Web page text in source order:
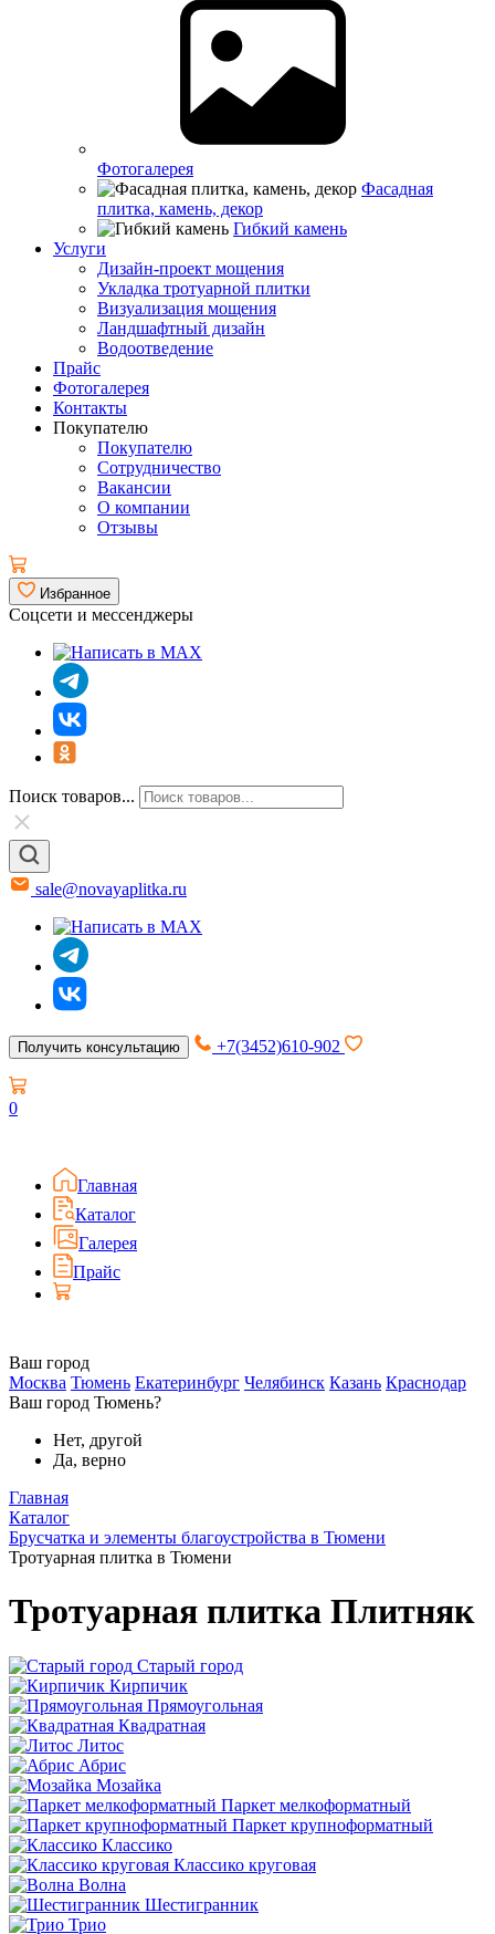
Фотогалерея
Фасадная
плитка, камень, декор
Гибкий камень
Услуги
Дизайн-проект мощения
Укладка тротуарной плитки
Визуализация мощения
Ландшафтный дизайн
Водоотведение
Прайс
Фотогалерея
Контакты
Покупателю
Покупателю
Сотрудничество
Вакансии
О компании
Отзывы
Избранное
Соцсети и мессенджеры
Поиск товаров...
sale@novayaplitka.ru
Получить консультацию +7(3452)610-902
0
Главная
Каталог
Галерея
Прайс
Ваш город
Москва Тюмень Екатеринбург Челябинск Казань Краснодар
Ваш город Тюмень?
Нет, другой
Да, верно
Главная
Каталог
Брусчатка и элементы благоустройства в Тюмени
Тротуарная плитка в Тюмени
Тротуарная плитка Плитняк
Старый город
Кирпичик
Прямоугольная
Квадратная
Литос
Абрис
Мозайка
Паркет мелкоформатный
Паркет крупноформатный
Классико
Классико круговая
Волна
Шестигранник
Трио